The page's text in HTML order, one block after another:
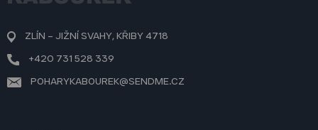
ZLÍN – JIŽNÍ SVAHY, KŘIBY 4718
+420 731 528 339
POHARYKABOUREK@SENDME.CZ